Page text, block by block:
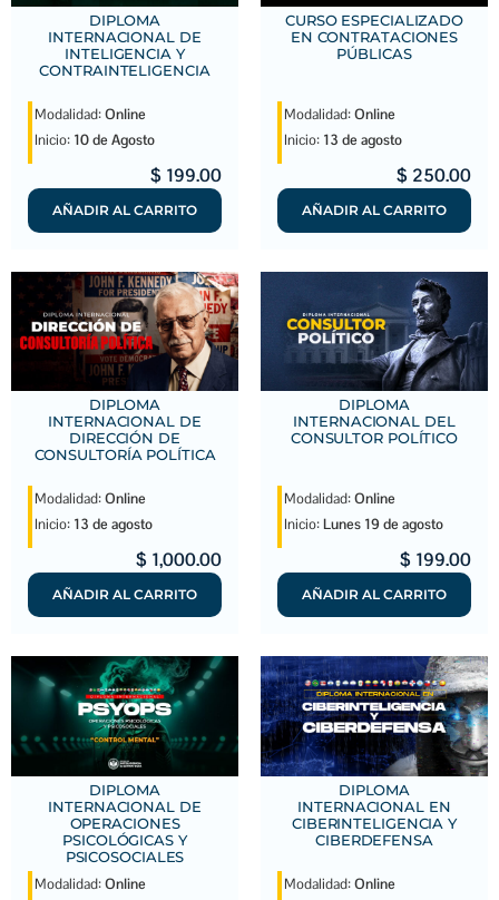
DIPLOMA
INTERNACIONAL DE
INTELIGENCIA Y
CONTRAINTELIGENCIA
Modalidad:Online
Inicio: 10 de Agosto
$ 199.00
AÑADIR AL CARRITO
CURSO ESPECIALIZADO
EN CONTRATACIONES
PÚBLICAS
Modalidad:Online
Inicio: 13 de agosto
$ 250.00
AÑADIR AL CARRITO
DIPLOMA
INTERNACIONAL DE
DIRECCIÓN DE
CONSULTORÍA POLÍTICA
Modalidad:Online
Inicio: 13 de agosto
$ 1,000.00
AÑADIR AL CARRITO
DIPLOMA
INTERNACIONAL DEL
CONSULTOR POLÍTICO
Modalidad:Online
Inicio:Lunes 19 de agosto
$ 199.00
AÑADIR AL CARRITO
DIPLOMA
INTERNACIONAL DE
OPERACIONES
PSICOLÓGICAS Y
PSICOSOCIALES
Modalidad:Online
DIPLOMA
INTERNACIONAL EN
CIBERINTELIGENCIA Y
CIBERDEFENSA
Modalidad:Online